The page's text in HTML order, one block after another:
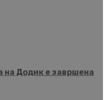
на Додик е завршена